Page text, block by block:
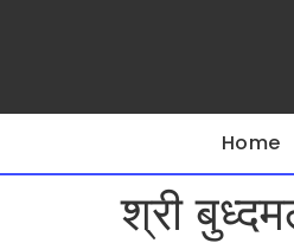
Home
श्री